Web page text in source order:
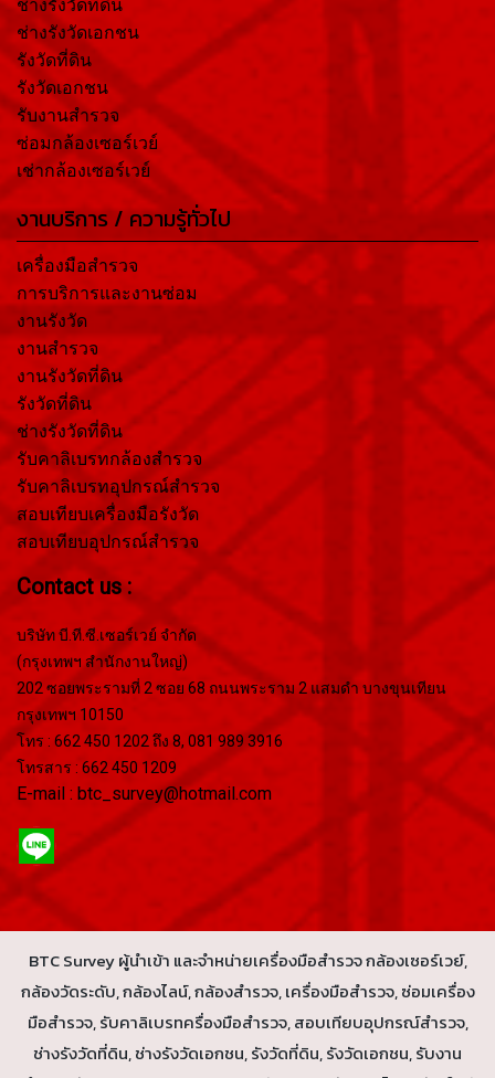
ช่างรังวัดที่ดิน
ช่างรังวัดเอกชน
รังวัดที่ดิน
รังวัดเอกชน
รับงานสำรวจ
ซ่อมกล้องเซอร์เวย์
เช่ากล้องเซอร์เวย์
งานบริการ / ความรู้ทั่วไป
เครื่องมือสำรวจ
การบริการและงานซ่อม
งานรังวัด
งานสำรวจ
งานรังวัดที่ดิน
รังวัดที่ดิน
ช่างรังวัดที่ดิน
รับคาลิเบรทกล้องสำรวจ
รับคาลิเบรทอุปกรณ์สำรวจ
สอบเทียบเครื่องมือรังวัด
สอบเทียบอุปกรณ์สำรวจ
Contact us :
บริษัท บี.ที.ซี.เซอร์เวย์ จำกัด
(กรุงเทพฯ สำนักงานใหญ่)
202 ซอยพระรามที่ 2 ซอย 68 ถนนพระราม 2 แสมดำ บางขุนเทียน
กรุงเทพฯ 10150
โทร : 662 450 1202 ถึง 8, 081 989 3916
โทรสาร : 662 450 1209
E-mail : btc_survey@hotmail.com
BTC Survey ผู้นำเข้า และจำหน่ายเครื่องมือสำรวจ กล้องเซอร์เวย์,
กล้องวัดระดับ, กล้องไลน์, กล้องสำรวจ, เครื่องมือสำรวจ, ซ่อมเครื่อง
มือสำรวจ, รับคาลิเบรทครื่องมือสำรวจ, สอบเทียบอุปกรณ์สำรวจ,
ช่างรังวัดที่ดิน, ช่างรังวัดเอกชน, รังวัดที่ดิน, รังวัดเอกชน, รับงาน